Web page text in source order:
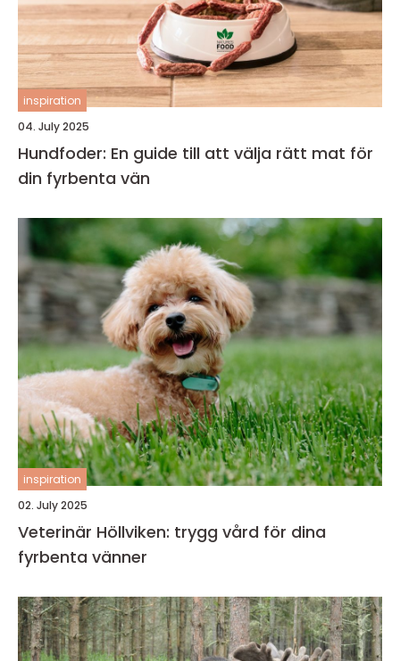
inspiration
04. July 2025
Hundfoder: En guide till att välja rätt mat för
din fyrbenta vän
inspiration
02. July 2025
Veterinär Höllviken: trygg vård för dina
fyrbenta vänner